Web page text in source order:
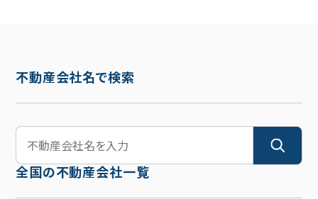
不動産会社名で検索
全国の不動産会社一覧